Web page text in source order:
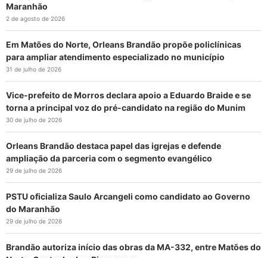
Maranhão
2 de agosto de 2026
Em Matões do Norte, Orleans Brandão propõe policlínicas
para ampliar atendimento especializado no município
31 de julho de 2026
Vice-prefeito de Morros declara apoio a Eduardo Braide e se
torna a principal voz do pré-candidato na região do Munim
30 de julho de 2026
Orleans Brandão destaca papel das igrejas e defende
ampliação da parceria com o segmento evangélico
29 de julho de 2026
PSTU oficializa Saulo Arcangeli como candidato ao Governo
do Maranhão
29 de julho de 2026
Brandão autoriza início das obras da MA-332, entre Matões do